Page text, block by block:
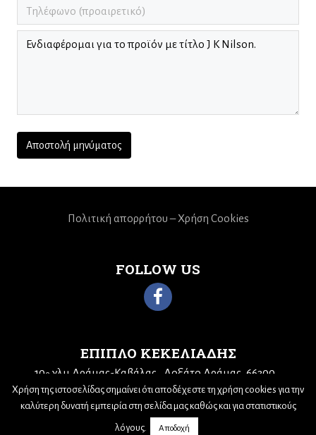
ΕΠΙΠΛΟ ΚΕΚΕΛΙΑΔΗΣ
10ο χλμ Δράμας-Καβάλας
Δοξάτο Δράμας, 66300
Τηλ: 25210 68943 Email:kekeliadis@otenet.gr
FOLLOW US
Πολιτική απορρήτου – Χρήση Cookies
© 2019,Nick Sotiriadis
Χρήση της ιστοσελίδας σημαίνει ότι αποδέχεστε τη χρήση cookies για την
καλύτερη δυνατή εμπειρία στη σελίδα μας καθώς και για στατιστικούς
λόγους. Αποδοχή